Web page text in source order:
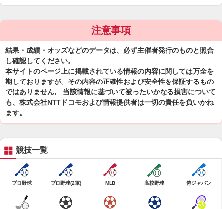
注意事項
結果・成績・オッズなどのデータは、必ず主催者発行のものと照合
し確認してください。
本サイトのページ上に掲載されている情報の内容に関しては万全を
期しておりますが、その内容の正確性および安全性を保証するもの
ではありません。 当該情報に基づいて被ったいかなる損害について
も、株式会社NTTドコモおよび情報提供者は一切の責任を負いかね
ます。
競技一覧
プロ野球 プロ野球(2軍) MLB 高校野球 侍ジャパン